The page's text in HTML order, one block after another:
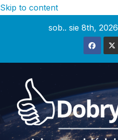
Skip to content
sob.. sie 8th, 2026